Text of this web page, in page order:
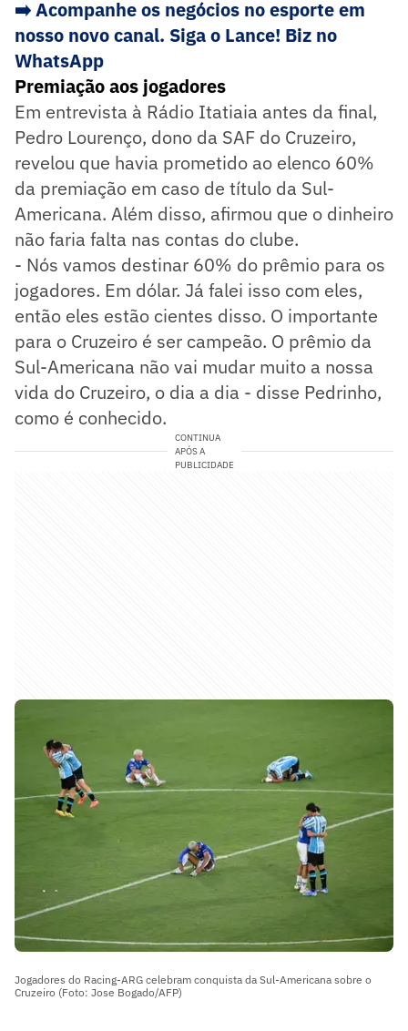
➡️ Acompanhe os negócios no esporte em
nosso novo canal. Siga o Lance! Biz no
WhatsApp
Premiação aos jogadores
Em entrevista à Rádio Itatiaia antes da final,
Pedro Lourenço, dono da SAF do Cruzeiro,
revelou que havia prometido ao elenco 60%
da premiação em caso de título da Sul-
Americana. Além disso, afirmou que o dinheiro
não faria falta nas contas do clube.
- Nós vamos destinar 60% do prêmio para os
jogadores. Em dólar. Já falei isso com eles,
então eles estão cientes disso. O importante
para o Cruzeiro é ser campeão. O prêmio da
Sul-Americana não vai mudar muito a nossa
vida do Cruzeiro, o dia a dia - disse Pedrinho,
como é conhecido.
CONTINUA
APÓS A
PUBLICIDADE
Jogadores do Racing-ARG celebram conquista da Sul-Americana sobre o
Cruzeiro (Foto: Jose Bogado/AFP)